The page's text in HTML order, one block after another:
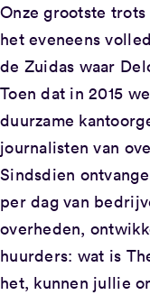
Onze grootste
het eveneens
de Zuidas waar
Toen dat in 2015
duurzame
journalisten van
Sindsdien
per dag van
overheden,
huurders: wat is
het, kunnen jullie